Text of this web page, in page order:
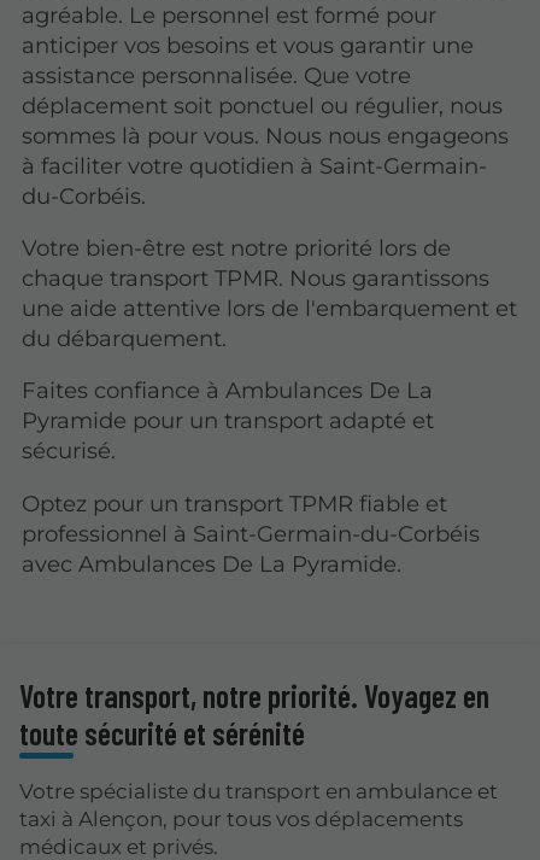
agréable. Le personnel est formé pour
anticiper vos besoins et vous garantir une
assistance personnalisée. Que votre
déplacement soit ponctuel ou régulier, nous
sommes là pour vous. Nous nous engageons
à faciliter votre quotidien à Saint-Germain-
du-Corbéis.
Votre bien-être est notre priorité lors de
chaque transport TPMR. Nous garantissons
une aide attentive lors de l'embarquement et
du débarquement.
Faites confiance à Ambulances De La
Pyramide pour un transport adapté et
sécurisé.
Optez pour un transport TPMR fiable et
professionnel à Saint-Germain-du-Corbéis
avec Ambulances De La Pyramide.
Votre transport, notre priorité. Voyagez en
toute sécurité et sérénité
Votre spécialiste du transport en ambulance et
taxi à Alençon, pour tous vos déplacements
médicaux et privés.